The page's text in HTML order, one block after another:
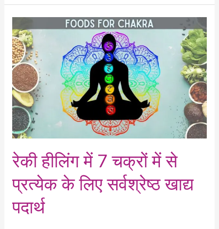
रेकी हीलिंग में 7 चक्रों में से
प्रत्येक के लिए सर्वश्रेष्ठ खाद्य
पदार्थ
हीलिंग
में
7
चक्रों
में
से
प्रत्येक
लिए
खाद्य